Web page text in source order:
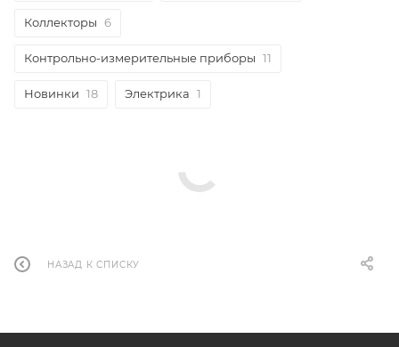
Коллекторы 6
Контрольно-измерительные приборы 11
Новинки 18 Электрика 1
НАЗАД К СПИСКУ